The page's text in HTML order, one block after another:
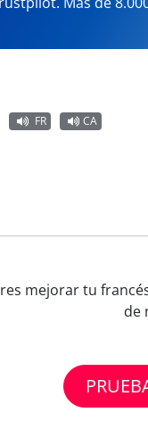
FR CA
mejorar tu
de